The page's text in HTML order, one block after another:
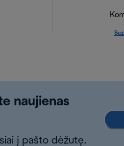
naujienas
į pašto dėžutę.